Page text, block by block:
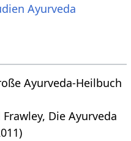
Ayurveda
Ayurveda-Heilbuch
Die Ayurveda